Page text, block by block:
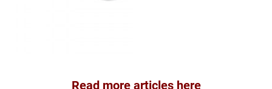
Read more articles here